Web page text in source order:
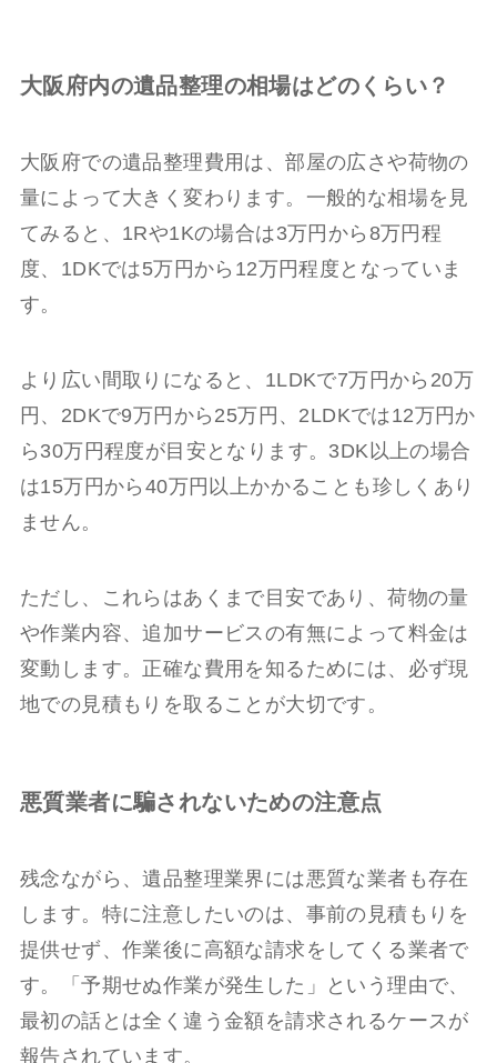
大阪府内の遺品整理の相場はどのくらい？
大阪府での遺品整理費用は、部屋の広さや荷物の
量によって大きく変わります。一般的な相場を見
てみると、1Rや1Kの場合は3万円から8万円程
度、1DKでは5万円から12万円程度となっていま
す。
より広い間取りになると、1LDKで7万円から20万
円、2DKで9万円から25万円、2LDKでは12万円か
ら30万円程度が目安となります。3DK以上の場合
は15万円から40万円以上かかることも珍しくあり
ません。
ただし、これらはあくまで目安であり、荷物の量
や作業内容、追加サービスの有無によって料金は
変動します。正確な費用を知るためには、必ず現
地での見積もりを取ることが大切です。
悪質業者に騙されないための注意点
残念ながら、遺品整理業界には悪質な業者も存在
します。特に注意したいのは、事前の見積もりを
提供せず、作業後に高額な請求をしてくる業者で
す。「予期せぬ作業が発生した」という理由で、
最初の話とは全く違う金額を請求されるケースが
報告されています。